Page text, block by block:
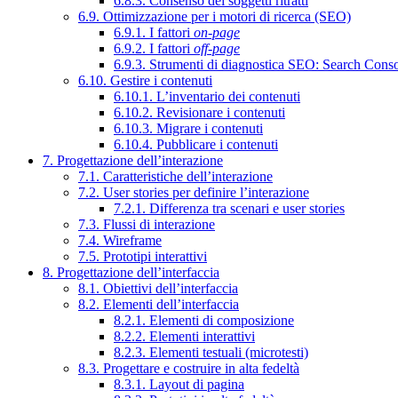
6.9. Ottimizzazione per i motori di ricerca (SEO)
6.9.1. I fattori on-page
6.9.2. I fattori off-page
6.9.3. Strumenti di diagnostica SEO: Search
6.10. Gestire i contenuti
6.10.1. L’inventario dei contenuti
6.10.2. Revisionare i contenuti
6.10.3. Migrare i contenuti
6.10.4. Pubblicare i contenuti
7. Progettazione dell’interazione
7.1. Caratteristiche dell’interazione
7.2. User stories per definire l’interazione
7.2.1. Differenza tra scenari e user stories
7.3. Flussi di interazione
7.4. Wireframe
7.5. Prototipi interattivi
8. Progettazione dell’interfaccia
8.1. Obiettivi dell’interfaccia
8.2. Elementi dell’interfaccia
8.2.1. Elementi di composizione
8.2.2. Elementi interattivi
8.2.3. Elementi testuali (microtesti)
8.3. Progettare e costruire in alta fedeltà
8.3.1. Layout di pagina